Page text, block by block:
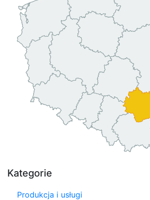
Kategorie
Produkcja i usługi